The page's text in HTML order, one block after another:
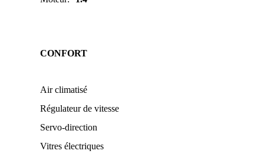
CONFORT
Air climatisé
Régulateur de vitesse
Servo-direction
Vitres électriques